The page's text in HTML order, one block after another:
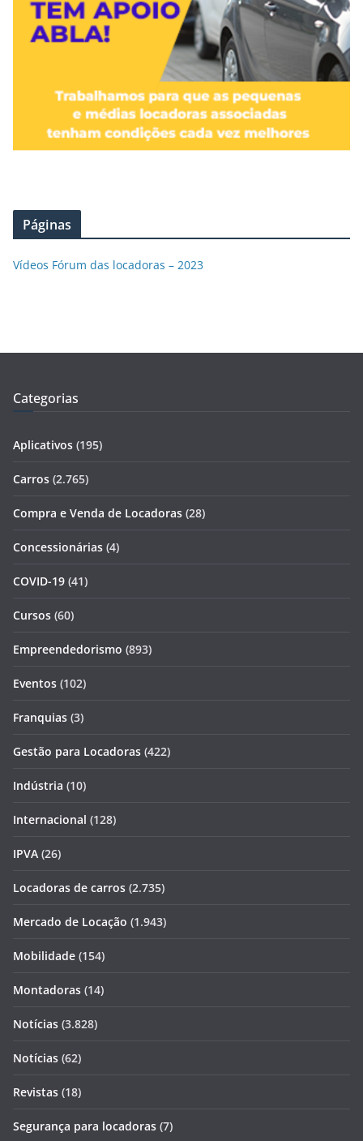
Páginas
Vídeos Fórum das locadoras – 2023
Categorias
Aplicativos (195)
Carros (2.765)
Compra e Venda de Locadoras (28)
Concessionárias (4)
COVID-19 (41)
Cursos (60)
Empreendedorismo (893)
Eventos (102)
Franquias (3)
Gestão para Locadoras (422)
Indústria (10)
Internacional (128)
IPVA (26)
Locadoras de carros (2.735)
Mercado de Locação (1.943)
Mobilidade (154)
Montadoras (14)
Notícias (3.828)
Notícias (62)
Revistas (18)
Segurança para locadoras (7)